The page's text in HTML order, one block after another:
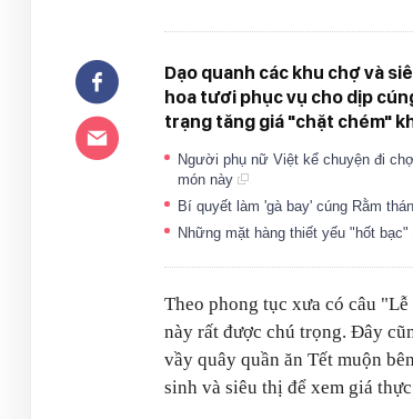
Dạo quanh các khu chợ và
hoa tươi phục vụ cho dịp
trạng tăng giá "chặt chém"
Người phụ nữ Việt kể chuyện đi
món này
Bí quyết làm 'gà bay' cúng Rằm
Những mặt hàng thiết yếu "hốt
Theo phong tục xưa có câu
này rất được chú trọng. Đây
vầy quây quần ăn Tết muộn
sinh và siêu thị để xem giá